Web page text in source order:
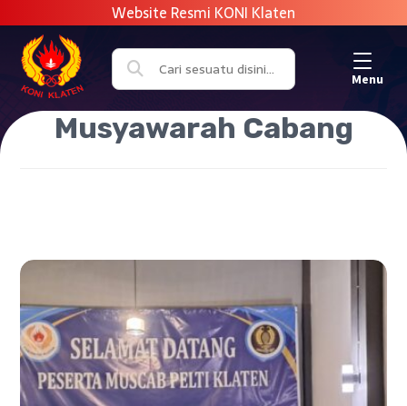
Menu
Musyawarah Cabang